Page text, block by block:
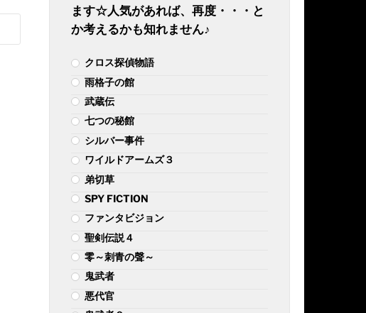
ます☆人気があれば、再度・・・と
か考えるかも知れません♪
クロス探偵物語
雨格子の館
武蔵伝
七つの秘館
シルバー事件
ワイルドアームズ３
弟切草
SPY FICTION
ファンタビジョン
聖剣伝説４
零～刺青の聲～
鬼武者
悪代官